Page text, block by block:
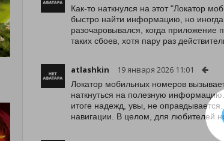
Как-то наткнулся на этот "Локатор
быстро найти информацию, но иногда
разочаровывался, когда приложение
таких сбоев, хотя пару раз
atlashkin 19 января 2026 11:01
Локатор мобильных номеров
наткнуться на полезную информацию.
итоге надежд, увы, не
навигации. В целом, для любителей